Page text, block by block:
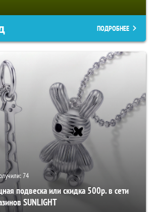
ПОДРОБНЕЕ
74
подвеска или скидка 500р. в сети
SUNLIGHT